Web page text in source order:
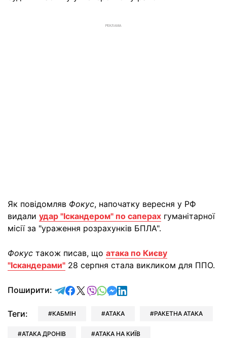
РЕКЛАМА
Як повідомляв Фокус, напочатку вересня у РФ
видали удар "Іскандером" по саперах гуманітарної
місії за "ураження розрахунків БПЛА".
Фокус також писав, що атака по Києву
"Іскандерами" 28 серпня стала викликом для ППО.
Поширити: відправити у Telegram
поділитись у Facebook
поділитись у X
відправити у Viber
відправити у Whatsapp
відправити у Messenger
відправити у LinkedIn
Теги: КАБМІН АТАКА РАКЕТНА АТАКА
АТАКА ДРОНІВ АТАКА НА КИЇВ